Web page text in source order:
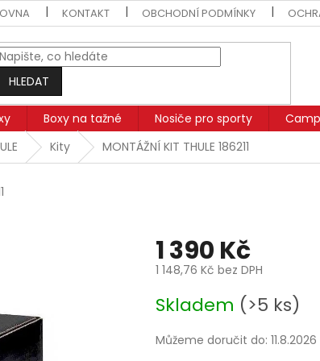
KONTAKT OBCHODNÍ PODMÍNKY
HLEDAT
Boxy na tažné Nosiče pro sporty
Kity MONTÁŽNÍ KIT THULE 186211
1 390 Kč
1 148,76 Kč bez DPH
cena:
Skladem (>5 ks)
Můžeme doručit do: 11.8.2026